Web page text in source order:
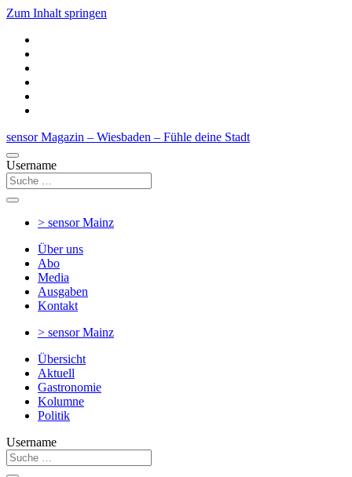
Zum Inhalt springen
sensor Magazin – Wiesbaden – Fühle deine Stadt
Username
> sensorMainz
Über uns
Abo
Media
Ausgaben
Kontakt
> sensorMainz
Übersicht
Aktuell
Gastronomie
Kolumne
Politik
Username